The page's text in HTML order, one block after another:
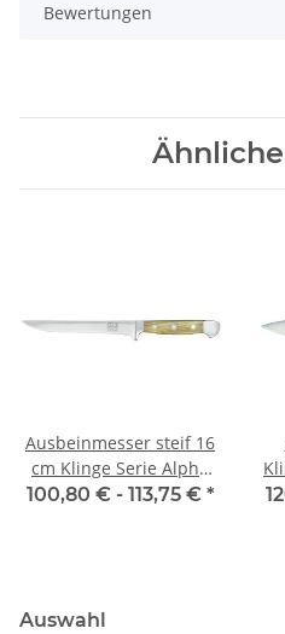
Bewertungen
Ausbeinmesser steif 16
cm Klinge Serie Alpha
Olive von Güde
100,80 € - 113,75 € *
Auswahl